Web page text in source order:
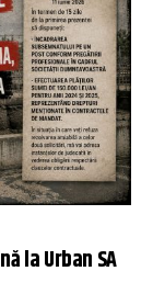
la Urban SA